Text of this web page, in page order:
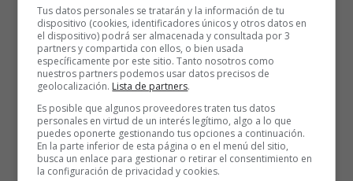
Grafomotricidad - Aprender
las vocales - Letra O
Seguir los trazos letra o
Para Imprimir guarda primero la imagen en el PC.
Tus datos personales se tratarán y la información de tu
dispositivo (cookies, identificadores únicos y otros datos en
el dispositivo) podrá ser almacenada y consultada por 3
partners y compartida con ellos, o bien usada
específicamente por este sitio. Tanto nosotros como
nuestros partners podemos usar datos precisos de
geolocalización. Lista de partners.
Es posible que algunos proveedores traten tus datos
personales en virtud de un interés legítimo, algo a lo que
puedes oponerte gestionando tus opciones a continuación.
En la parte inferior de esta página o en el menú del sitio,
busca un enlace para gestionar o retirar el consentimiento en
la configuración de privacidad y cookies.